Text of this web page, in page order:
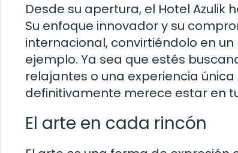
Desde su apertura, el Hotel
Su enfoque innovador y su
internacional, convirtiéndolo en
ejemplo. Ya sea que estés
relajantes o una experiencia
definitivamente merece estar en
El arte en cada rincón